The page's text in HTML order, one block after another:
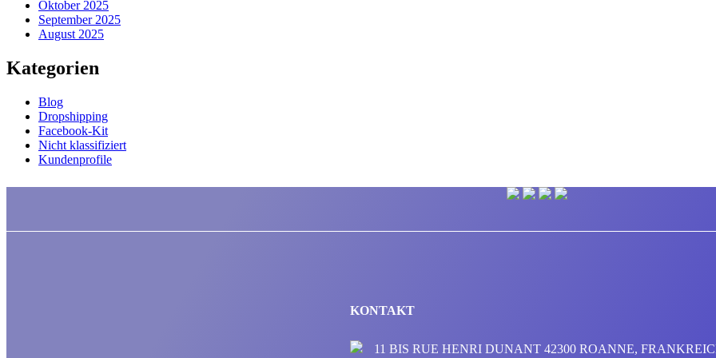
Oktober 2025
September 2025
August 2025
Kategorien
Blog
Dropshipping
Facebook-Kit
Nicht klassifiziert
Kundenprofile
KONTAKT
11 BIS RUE HENRI DUNANT 42300 ROANNE,